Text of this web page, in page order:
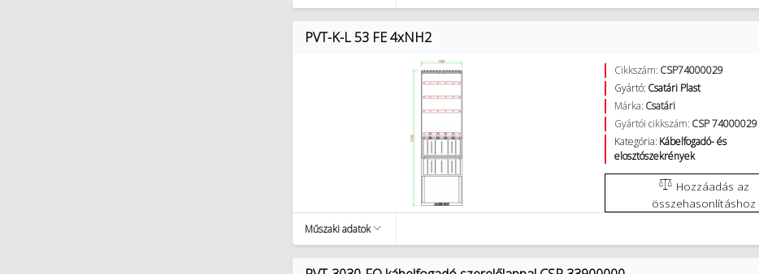
PVT-K-L 53 FE 4xNH2
Cikkszám: CSP74000029
Gyártó: Csatári Plast
Márka: Csatári
Gyártói cikkszám: CSP 74000029
Kategória: Kábelfogadó- és
elosztószekrények
összehasonlításhoz
Műszaki adatok